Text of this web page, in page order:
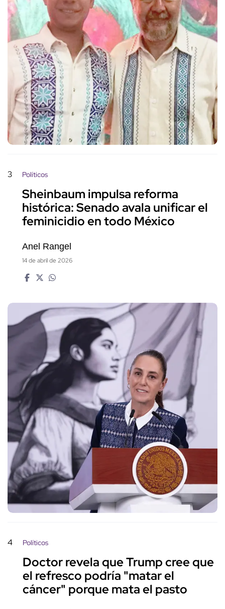
3 Políticos
Sheinbaum impulsa reforma
histórica: Senado avala unificar el
feminicidio en todo México
Anel Rangel
14 de abril de 2026
4 Políticos
Doctor revela que Trump cree que
el refresco podría "matar el
cáncer" porque mata el pasto